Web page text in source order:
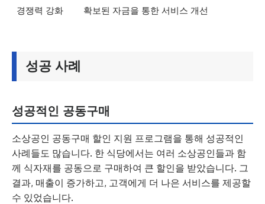
경쟁력 강화 확보된 자금을 통한 서비스 개선
성공 사례
성공적인 공동구매
소상공인 공동구매 할인 지원 프로그램을 통해 성공적인
사례들도 많습니다. 한 식당에서는 여러 소상공인들과 함
께 식자재를 공동으로 구매하여 큰 할인을 받았습니다. 그
결과, 매출이 증가하고, 고객에게 더 나은 서비스를 제공할
수 있었습니다.